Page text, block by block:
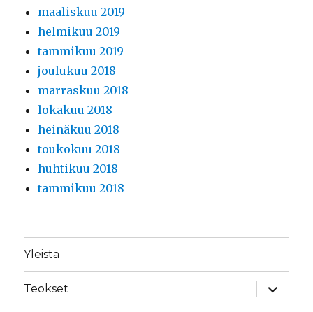
maaliskuu 2019
helmikuu 2019
tammikuu 2019
joulukuu 2018
marraskuu 2018
lokakuu 2018
heinäkuu 2018
toukokuu 2018
huhtikuu 2018
tammikuu 2018
Yleistä
Teokset
näytä